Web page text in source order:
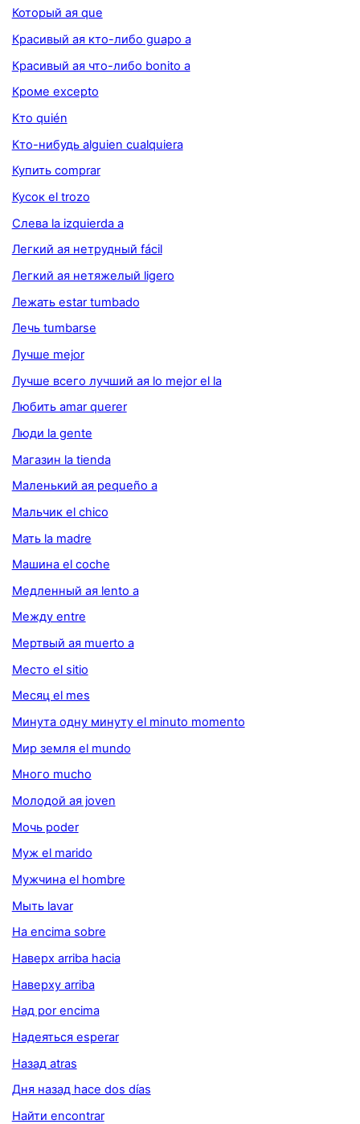
Который ая que
Красивый ая кто-либо guapo a
Красивый ая что-либо bonito a
Кроме excepto
Кто quién
Кто-нибудь alguien cualquiera
Купить comprar
Кусок el trozo
Слева la izquierda a
Легкий ая нетрудный fácil
Легкий ая нетяжелый ligero
Лежать estar tumbado
Лечь tumbarse
Лучше mejor
Лучше всего лучший ая lo mejor el la
Любить amar querer
Люди la gente
Магазин la tienda
Маленький ая pequeño a
Мальчик el chico
Мать la madre
Машина el coche
Медленный ая lento a
Между entre
Мертвый ая muerto a
Место el sitio
Месяц el mes
Минута одну минуту el minuto momento
Мир земля el mundo
Много mucho
Молодой ая joven
Мочь poder
Муж el marido
Мужчина el hombre
Мыть lavar
На encima sobre
Наверх arriba hacia
Наверху arriba
Над por encima
Надеяться esperar
Назад atras
Дня назад hace dos días
Найти encontrar